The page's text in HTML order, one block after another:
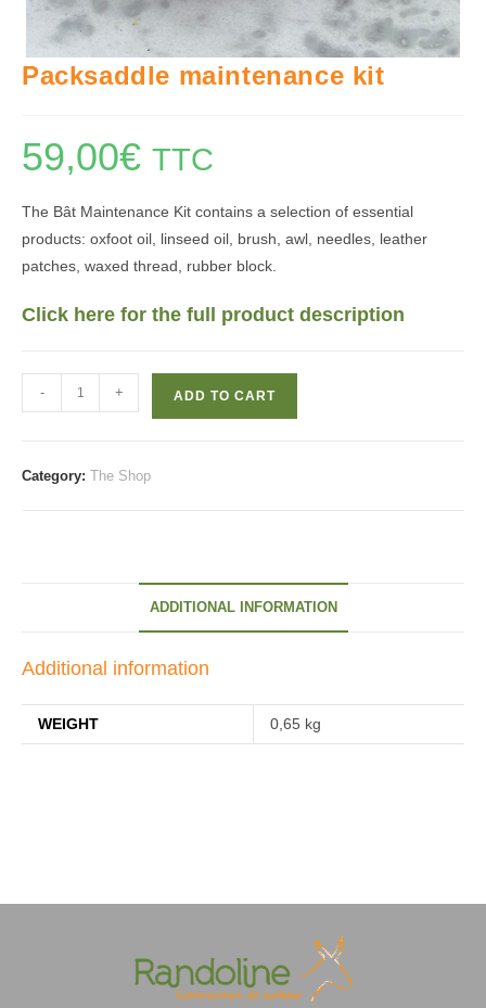
Packsaddle maintenance kit
59,00€ TTC
The Bât Maintenance Kit contains a selection of essential
products: oxfoot oil, linseed oil, brush, awl, needles, leather
patches, waxed thread, rubber block.
Click here for the full product description
Packsaddle
maintenance
quantity
- + ADD TO CART
Category: The Shop
ADDITIONAL INFORMATION
Additional information
WEIGHT 0,65 kg